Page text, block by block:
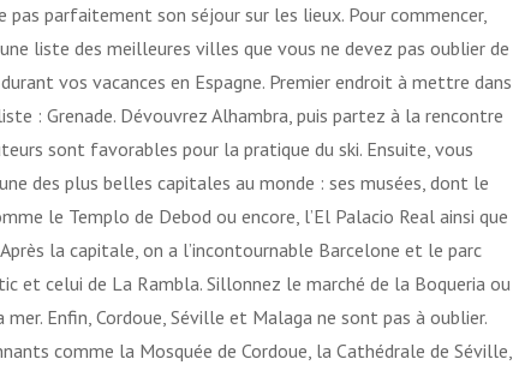
pas parfaitement son séjour sur les lieux. Pour commencer,
liste des meilleures villes que vous ne devez pas oublier de
vos vacances en Espagne. Premier endroit à mettre dans
: Grenade. Dévouvrez Alhambra, puis partez à la rencontre
sont favorables pour la pratique du ski. Ensuite, vous
des plus belles capitales au monde : ses musées, dont le
le Templo de Debod ou encore, l’El Palacio Real ainsi que
la capitale, on a l’incontournable Barcelone et le parc
et celui de La Rambla. Sillonnez le marché de la Boqueria ou
Enfin, Cordoue, Séville et Malaga ne sont pas à oublier.
comme la Mosquée de Cordoue, la Cathédrale de Séville,